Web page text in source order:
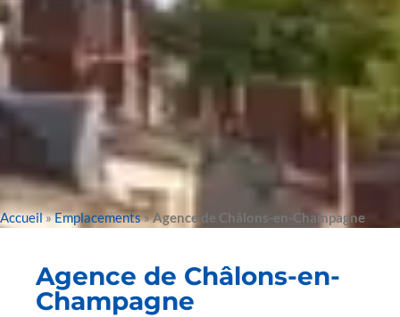
Accueil»Emplacements»Agence de Châlons-en-Champagne
Agence de Châlons-en-
Champagne